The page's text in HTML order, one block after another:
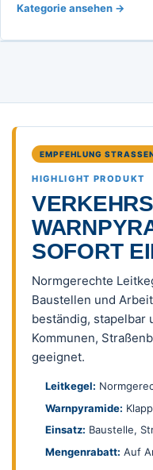
Kategorie ansehen
EMPFEHLUNG
HIGHLIGHT PRODUKT
SOFORT
Normgerechte
Baustellen und
beständig, stapelbar
Kommunen,
geeignet.
Leitkegel:
Warnpyramide:
Einsatz: Baustelle,
Mengenrabatt: Auf